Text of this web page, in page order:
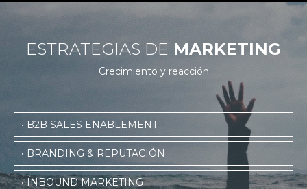
ESTRATEGIAS DE MARKETING
Crecimiento y reacción
• B2B SALES ENABLEMENT
• BRANDING & REPUTACIÓN
• INBOUND MARKETING